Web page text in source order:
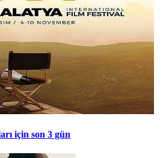
için son 3 gün